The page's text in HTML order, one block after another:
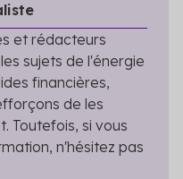
et rédacteurs
sujets de l'énergie
financières,
de les
Toutefois, si vous
n'hésitez pas